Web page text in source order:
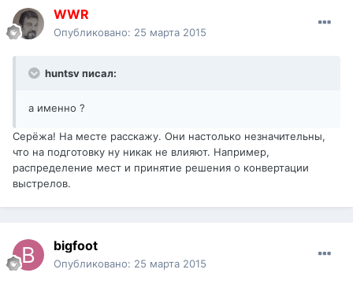
WWR
Опубликовано: 25 марта 2015
huntsv писал:
а именно ?
Серёжа! На месте расскажу. Они настолько незначительны,
что на подготовку ну никак не влияют. Например,
распределение мест и принятие решения о конвертации
выстрелов.
bigfoot
Опубликовано: 25 марта 2015